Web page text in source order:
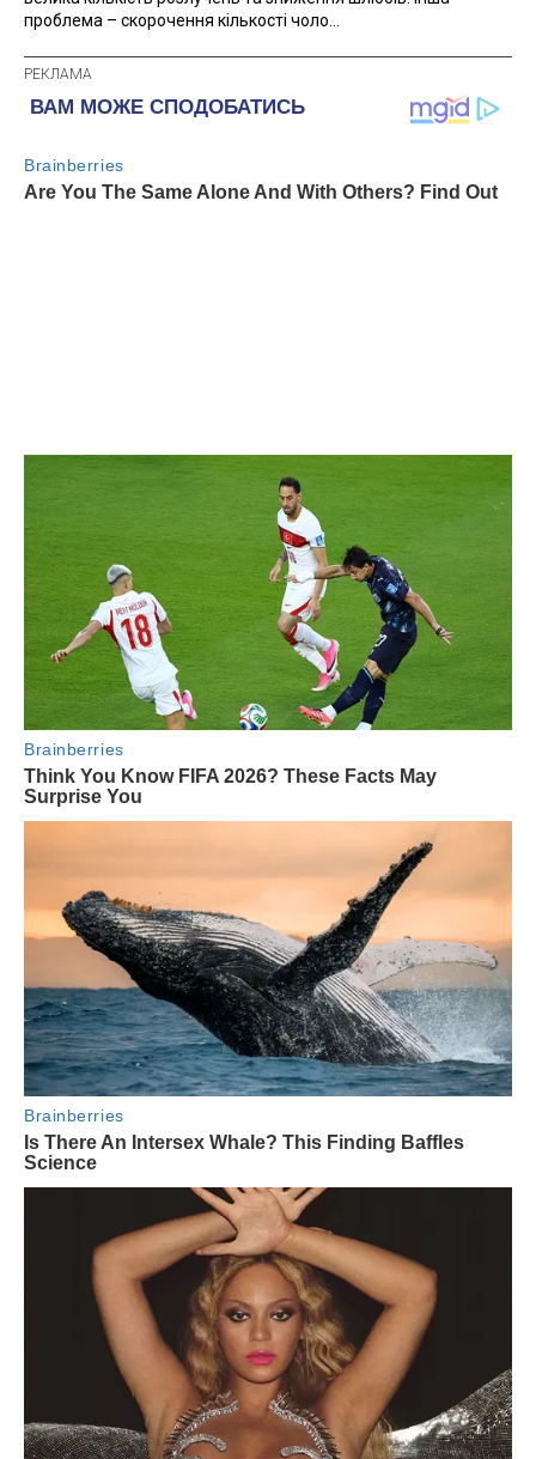
проблема – скорочення кількості чоло...